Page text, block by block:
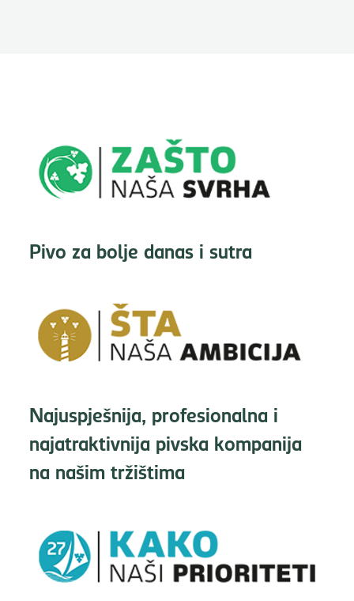
Pivo za bolje danas i sutra
Najuspješnija, profesionalna i
najatraktivnija pivska kompanija
na našim tržištima